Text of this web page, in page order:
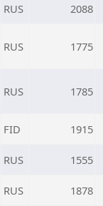
RUS 2088
RUS 1775
RUS 1785
FID 1915
RUS 1555
RUS 1878